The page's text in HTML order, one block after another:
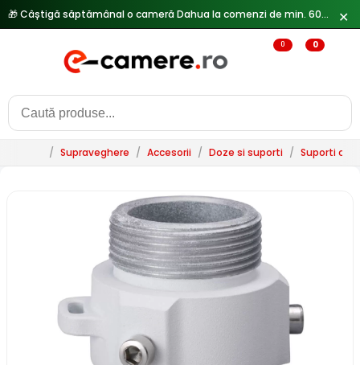
✕
0 0
/ Supraveghere / Accesorii / Doze si suporti / Suporti